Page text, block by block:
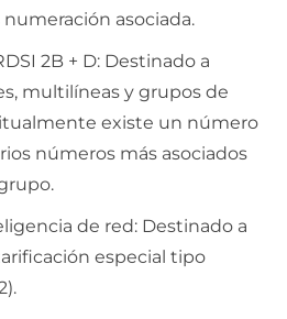
asociada.
2B + D: Destinado a
multilíneas y grupos de
existe un número
números más asociados
de red: Destinado a
especial tipo